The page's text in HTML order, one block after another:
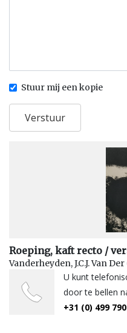
Stuur mij een kopie
Roeping, kaft recto /
Vanderheyden, J.C.J. Van
U kunt
door te bellen
+31 (0) 499